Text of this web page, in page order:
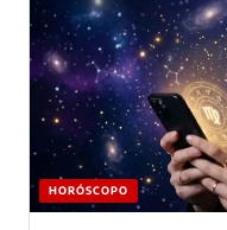
HORÓSCOPO